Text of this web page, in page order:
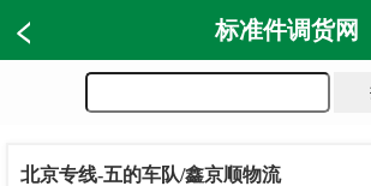
标准件调货网
北京专线-五的车队/鑫京顺物流